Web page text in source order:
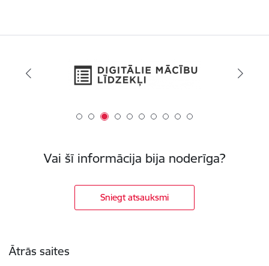
Vai šī informācija bija noderīga?
Sniegt atsauksmi
Ātrās saites